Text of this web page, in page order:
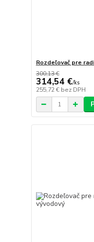
Rozdeľovač pre
300,13 €
314,54 €/ks
255,72 € bez DPH